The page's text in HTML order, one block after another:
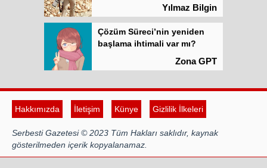
Yılmaz Bilgin
Çözüm Süreci’nin yeniden
başlama ihtimali var mı?
Zona GPT
Atilla Yüceak
Colani’nin arkasındaki güç
Faruk eş-Şara mı?
Hakkımızda İletişim Künye Gizlilik İlkeleri
Serbesti Gazetesi © 2023 Tüm Hakları saklıdır, kaynak
gösterilmeden içerik kopyalanamaz.